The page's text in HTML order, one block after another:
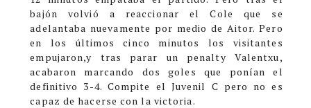
bajón volvió a reaccionar el Cole que se
adelantaba nuevamente por medio de Aitor. Pero
en los últimos cinco minutos los visitantes
empujaron,y tras parar un penalty Valentxu,
acabaron marcando dos goles que ponían el
definitivo 3-4. Compite el Juvenil C pero no es
capaz de hacerse con la victoria.